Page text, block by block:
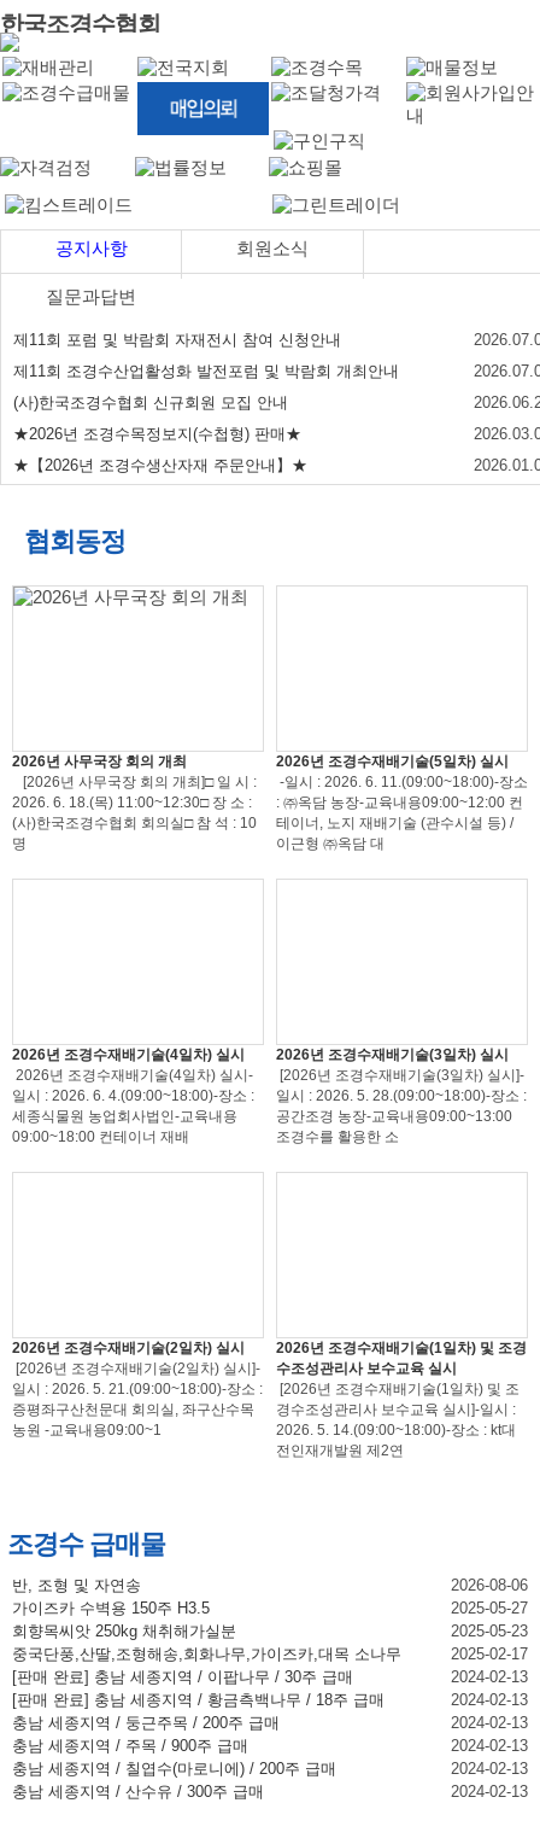
한국조경수협회
공지사항 회원소식
질문과답변
제11회 포럼 및 박람회 자재전시 참여 신청안내
제11회 조경수산업활성화 발전포럼 및 박람회 개최안내
(사)한국조경수협회 신규회원 모집 안내
★2026년 조경수목정보지(수첩형) 판매★
★【2026년 조경수생산자재 주문안내】★
협회동정
2026년 사무국장 회의 개최
[2026년 사무국장 회의 개최]□ 일 시 :
2026. 6. 18.(목) 11:00~12:30□ 장 소 :
(사)한국조경수협회 회의실□ 참 석 : 10
명
2026년 조경수재배기술(5일차) 실시
-일시 : 2026. 6. 11.(09:00~18:00)-장소
: ㈜옥담 농장-교육내용09:00~12:00 컨
테이너, 노지 재배기술 (관수시설 등) /
이근형 ㈜옥담 대
2026년 조경수재배기술(4일차) 실시
2026년 조경수재배기술(4일차) 실시-
일시 : 2026. 6. 4.(09:00~18:00)-장소 :
세종식물원 농업회사법인-교육내용
09:00~18:00 컨테이너 재배
2026년 조경수재배기술(3일차) 실시
[2026년 조경수재배기술(3일차) 실시]-
일시 : 2026. 5. 28.(09:00~18:00)-장소 :
공간조경 농장-교육내용09:00~13:00
조경수를 활용한 소
2026년 조경수재배기술(2일차) 실시
[2026년 조경수재배기술(2일차) 실시]-
일시 : 2026. 5. 21.(09:00~18:00)-장소 :
증평좌구산천문대 회의실, 좌구산수목
농원 -교육내용09:00~1
2026년 조경수재배기술(1일차) 및 조경
수조성관리사 보수교육 실시
[2026년 조경수재배기술(1일차) 및 조
경수조성관리사 보수교육 실시]-일시 :
2026. 5. 14.(09:00~18:00)-장소 : kt대
전인재개발원 제2연
조경수 급매물
반, 조형 및 자연송
2026-08-06
가이즈카 수벽용 150주 H3.5
2025-05-27
회향목씨앗 250kg 채취해가실분
2025-05-23
중국단풍,산딸,조형해송,회화나무,가이즈카,대목 소나무
2025-02-17
[판매 완료] 충남 세종지역 / 이팝나무 / 30주 급매
2024-02-13
[판매 완료] 충남 세종지역 / 황금측백나무 / 18주 급매
2024-02-13
충남 세종지역 / 둥근주목 / 200주 급매
2024-02-13
충남 세종지역 / 주목 / 900주 급매
2024-02-13
충남 세종지역 / 칠엽수(마로니에) / 200주 급매
2024-02-13
충남 세종지역 / 산수유 / 300주 급매
2024-02-13